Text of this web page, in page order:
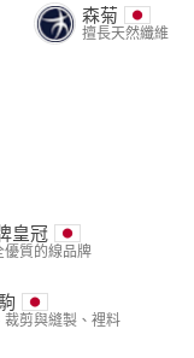
森菊
擅長天然纖維
皇冠
優質的線品牌
裁剪與縫製、裡料